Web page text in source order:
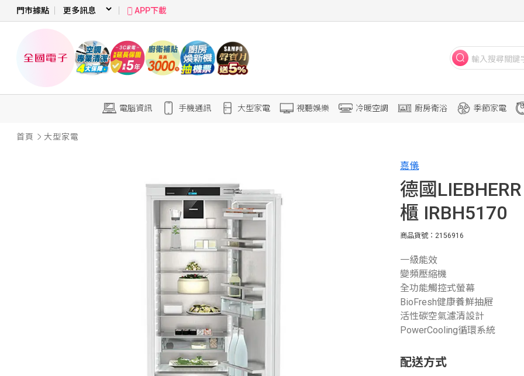
門市據點 APP下載
電腦資訊 手機通訊 大型家電 視聽娛樂 冷暖空調 廚房衛浴 季節家電
首頁 大型家電
嘉儀
德國
櫃 IRBH5170
商品貨號：2156916
一級能效
變頻壓縮機
全功能觸控式螢幕
BioFresh健康養鮮抽屜
活性碳空氣濾清設計
PowerCooling循環系統
配送方式